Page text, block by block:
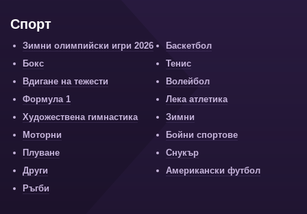
Спорт
Зимни олимпийски игри 2026
Баскетбол
Бокс
Тенис
Вдигане на тежести
Волейбол
Формула 1
Лека атлетика
Художествена гимнастика
Зимни
Моторни
Бойни спортове
Плуване
Снукър
Други
Американски футбол
Ръгби